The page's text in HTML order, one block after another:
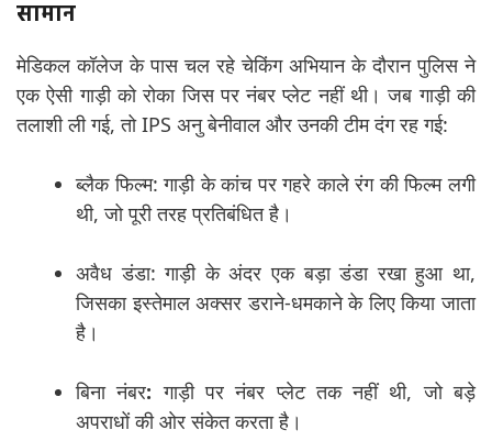
सामान
मेडिकल कॉलेज के पास चल रहे चेकिंग अभियान के दौरान पुलिस ने
एक ऐसी गाड़ी को रोका जिस पर नंबर प्लेट नहीं थी। जब गाड़ी की
तलाशी ली गई, तो IPS अनु बेनीवाल और उनकी टीम दंग रह गई:
ब्लैक फिल्म: गाड़ी के कांच पर गहरे काले रंग की फिल्म लगी
थी, जो पूरी तरह प्रतिबंधित है।
अवैध डंडा: गाड़ी के अंदर एक बड़ा डंडा रखा हुआ था,
जिसका इस्तेमाल अक्सर डराने-धमकाने के लिए किया जाता
है।
बिना नंबर: गाड़ी पर नंबर प्लेट तक नहीं थी, जो बड़े
अपराधों की ओर संकेत करता है।